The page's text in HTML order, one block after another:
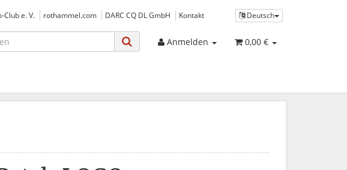
Deutsch
Club e. V. rothammel.com DARC CQ DL GmbH Kontakt
Anmelden 0,00 €